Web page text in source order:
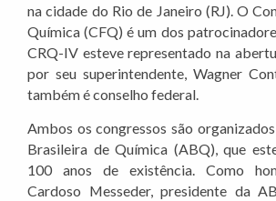
na cidade do Rio de Janeiro (RJ). O
Química (CFQ) é um dos
CRQ-IV esteve representado na
por seu superintendente, Wagner
também é conselho federal.
Ambos os congressos são
Brasileira de Química (ABQ), que
100 anos de existência. Como
Cardoso Messeder, presidente da